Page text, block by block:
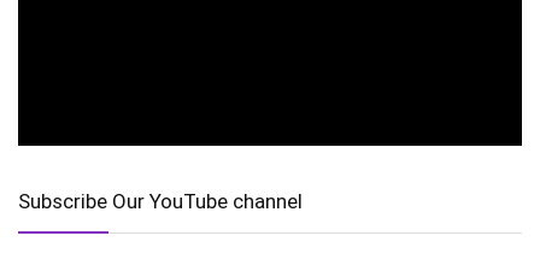
Subscribe Our YouTube channel